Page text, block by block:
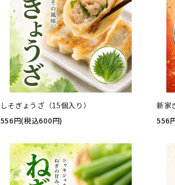
しそぎょうざ（15個入り）
556円(税込600円)
新家
556